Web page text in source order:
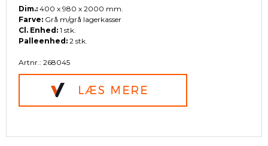
Dim.: 400 x 980 x 2000 mm.
Farve: Grå m/grå lagerkasser
Cl. Enhed: 1 stk.
Palleenhed: 2 stk.
Artnr.: 268045